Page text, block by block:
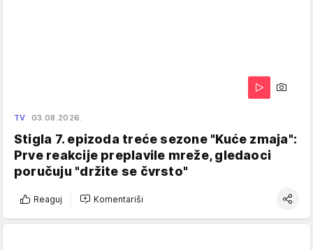
TV 03.08.2026.
Stigla 7. epizoda treće sezone "Kuće zmaja":
Prve reakcije preplavile mreže, gledaoci
poručuju "držite se čvrsto"
Reaguj Komentariši